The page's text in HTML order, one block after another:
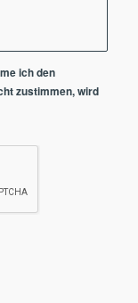
ich den
zustimmen, wird